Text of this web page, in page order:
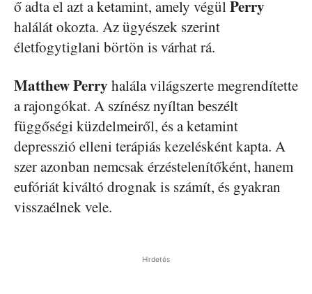
ő adta el azt a ketamint, amely végülPerry
halálát okozta. Az ügyészek szerint
életfogytiglani börtön is várhat rá.
Matthew Perry halála világszerte megrendítette
a rajongókat. A színész nyíltan beszélt
függőségi küzdelmeiről, és a ketamint
depresszió elleni terápiás kezelésként kapta. A
szer azonban nemcsak érzéstelenítőként, hanem
eufóriát kiváltó drognak is számít, és gyakran
visszaélnek vele.
Hirdetés